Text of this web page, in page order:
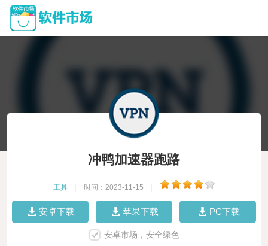
冲鸭加速器跑路
工具 时间：2023-11-15
安卓下载 苹果下载 PC下载
安卓市场，安全绿色